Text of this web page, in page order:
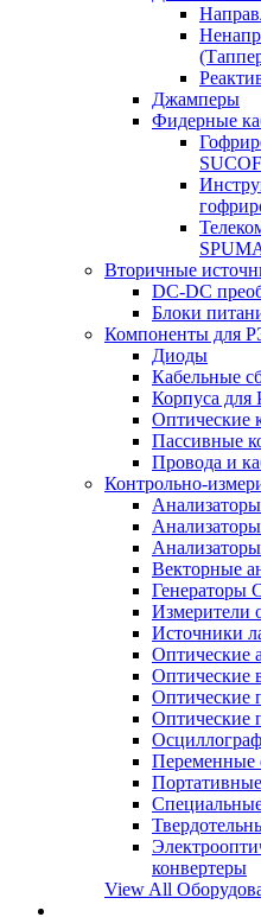
Джамперы
Фидерные
Вторичные
DC-DC
Блоки
Компоненты для
Диоды
Кабельные
Корпуса для
Оптические
Пассивные
Провода и
Контрольно-
Векторные
Генераторы
Измерители
Источники
Оптические
Оптические
Оптические
Оптические
Переменные
конвертеры
View All